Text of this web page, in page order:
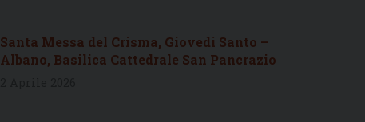
Santa Messa del Crisma, Giovedì Santo –
Albano, Basilica Cattedrale San Pancrazio